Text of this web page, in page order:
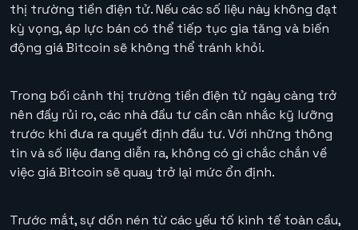
thị trường tiền điện tử. Nếu các số liệu này không đạt
kỳ vọng, áp lực bán có thể tiếp tục gia tăng và biến
động giá Bitcoin sẽ không thể tránh khỏi.
Trong bối cảnh thị trường tiền điện tử ngày càng trở
nên đầy rủi ro, các nhà đầu tư cần cân nhắc kỹ lưỡng
trước khi đưa ra quyết định đầu tư. Với những thông
tin và số liệu đang diễn ra, không có gì chắc chắn về
việc giá Bitcoin sẽ quay trở lại mức ổn định.
Trước mắt, sự dồn nén từ các yếu tố kinh tế toàn cầu,